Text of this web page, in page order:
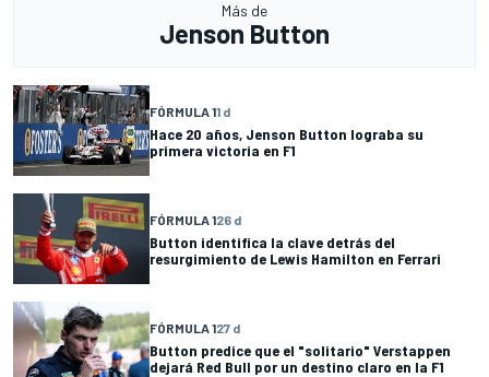
Más de
Jenson Button
FÓRMULA 11 d
Hace 20 años, Jenson Button lograba su
primera victoria en F1
FÓRMULA 126 d
Button identifica la clave detrás del
resurgimiento de Lewis Hamilton en Ferrari
FÓRMULA 127 d
Button predice que el "solitario" Verstappen
dejará Red Bull por un destino claro en la F1